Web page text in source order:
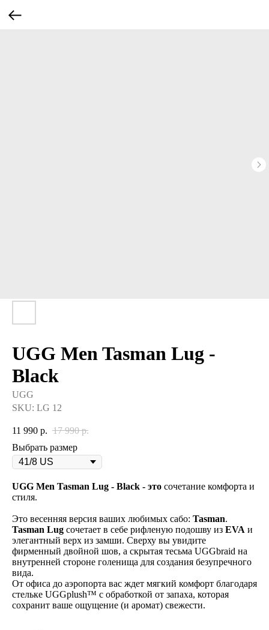
UGG Men Tasman Lug -
Black
UGG
SKU: LG 12
11 990 р. 17 990 р.
Выбрать размер
UGG Men Tasman Lug - Black - это сочетание комфорта и
стиля.
Это весенняя версия ваших любимых сабо: Tasman.
Tasman Lug сочетает в себе рифленую подошву из EVA и
элегантный верх из замши. Сверху вы увидите
фирменный двойной шов, а скрытая тесьма UGGbraid на
внутренней стороне голенища для создания безупречного
вида.
От офиса до аэропорта вас ждет мягкий комфорт благодаря
стельке UGGplush™ с обработкой от запаха, которая
сохранит ваше ощущение (и аромат) свежести.